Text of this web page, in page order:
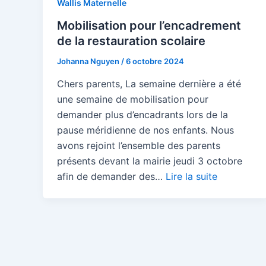
Wallis Maternelle
Mobilisation pour l’encadrement
de la restauration scolaire
Johanna Nguyen /6 octobre 2024
Chers parents, La semaine dernière a été
une semaine de mobilisation pour
demander plus d’encadrants lors de la
pause méridienne de nos enfants. Nous
avons rejoint l’ensemble des parents
présents devant la mairie jeudi 3 octobre
afin de demander des… Lire la suite